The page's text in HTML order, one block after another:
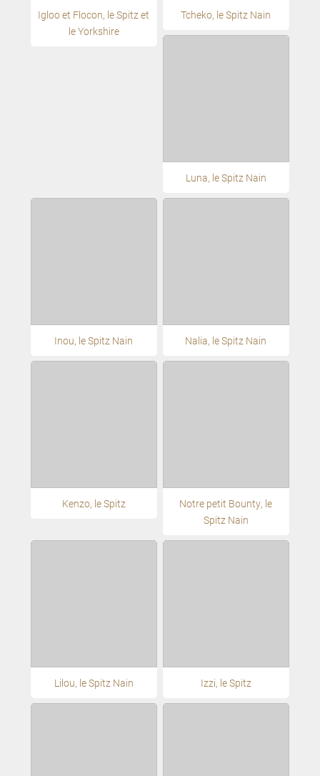
Igloo et Flocon, le Spitz et
le Yorkshire
Tcheko, le Spitz Nain
Luna, le Spitz Nain
Inou, le Spitz Nain Nalia, le Spitz Nain
Kenzo, le Spitz
Notre petit Bounty, le
Spitz Nain
Lilou, le Spitz Nain Izzi, le Spitz